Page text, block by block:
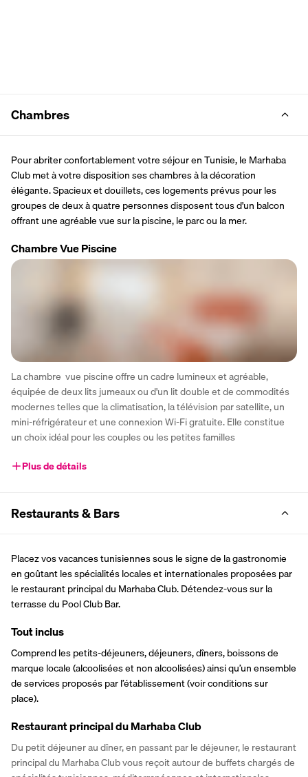
Chambres
Pour abriter confortablement votre séjour en Tunisie, le Marhaba
Club met à votre disposition ses chambres à la décoration
élégante. Spacieux et douillets, ces logements prévus pour les
groupes de deux à quatre personnes disposent tous d'un balcon
offrant une agréable vue sur la piscine, le parc ou la mer.
Chambre Vue Piscine
La chambre  vue piscine offre un cadre lumineux et agréable,
équipée de deux lits jumeaux ou d'un lit double et de commodités
modernes telles que la climatisation, la télévision par satellite, un
mini-réfrigérateur et une connexion Wi-Fi gratuite. Elle constitue
un choix idéal pour les couples ou les petites familles
Plus de détails
Restaurants & Bars
Placez vos vacances tunisiennes sous le signe de la gastronomie
en goûtant les spécialités locales et internationales proposées par
le restaurant principal du Marhaba Club. Détendez-vous sur la
terrasse du Pool Club Bar.
Tout inclus
Comprend les petits-déjeuners, déjeuners, dîners, boissons de
marque locale (alcoolisées et non alcoolisées) ainsi qu’un ensemble
de services proposés par l’établissement (voir conditions sur
place).
Restaurant principal du Marhaba Club
Du petit déjeuner au dîner, en passant par le déjeuner, le restaurant
principal du Marhaba Club vous reçoit autour de buffets chargés de